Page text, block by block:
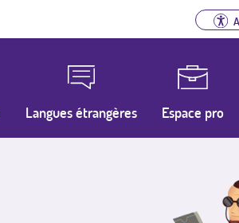
Langues étrangères Espace pro